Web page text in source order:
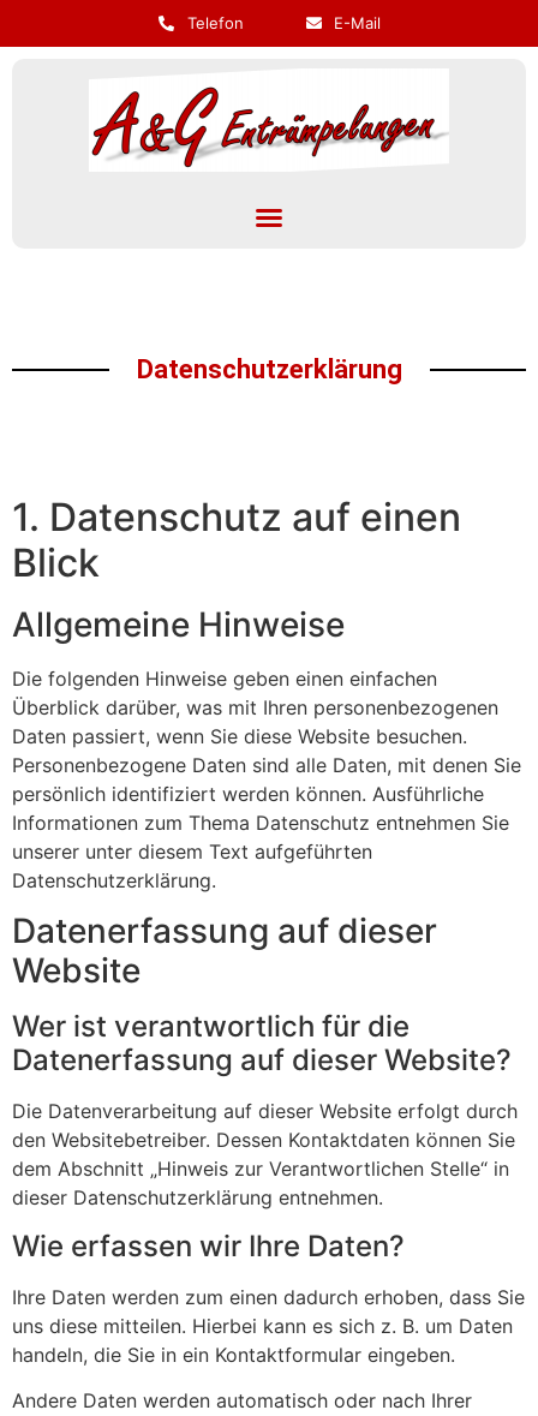
Telefon E-Mail
Datenschutzerklärung
1. Datenschutz auf einen
Blick
Allgemeine Hinweise
Die folgenden Hinweise geben einen einfachen
Überblick darüber, was mit Ihren personenbezogenen
Daten passiert, wenn Sie diese Website besuchen.
Personenbezogene Daten sind alle Daten, mit denen Sie
persönlich identifiziert werden können. Ausführliche
Informationen zum Thema Datenschutz entnehmen Sie
unserer unter diesem Text aufgeführten
Datenschutzerklärung.
Datenerfassung auf dieser
Website
Wer ist verantwortlich für die
Datenerfassung auf dieser Website?
Die Datenverarbeitung auf dieser Website erfolgt durch
den Websitebetreiber. Dessen Kontaktdaten können Sie
dem Abschnitt „Hinweis zur Verantwortlichen Stelle“ in
dieser Datenschutzerklärung entnehmen.
Wie erfassen wir Ihre Daten?
Ihre Daten werden zum einen dadurch erhoben, dass Sie
uns diese mitteilen. Hierbei kann es sich z. B. um Daten
handeln, die Sie in ein Kontaktformular eingeben.
Andere Daten werden automatisch oder nach Ihrer